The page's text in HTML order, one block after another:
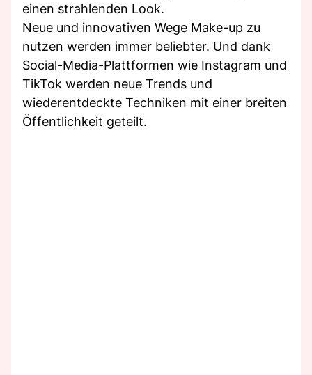
einen strahlenden Look.
Neue und innovativen Wege Make-up zu
nutzen werden immer beliebter. Und dank
Social-Media-Plattformen wie Instagram und
TikTok werden neue Trends und
wiederentdeckte Techniken mit einer breiten
Öffentlichkeit geteilt.